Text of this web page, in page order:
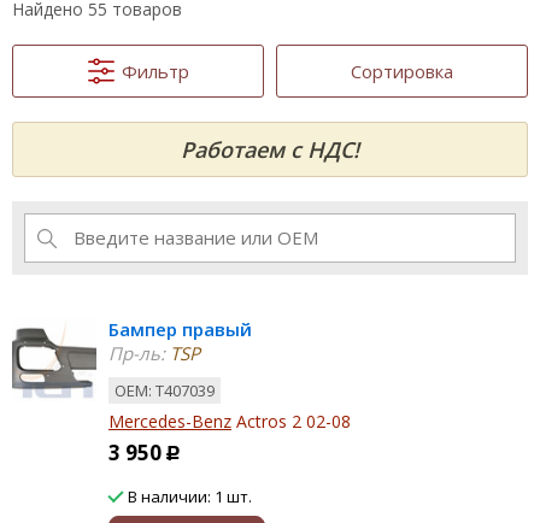
Найдено 55 товаров
Фильтр Сортировка
Работаем с НДС!
Бампер правый
Пр-ль:TSP
ОЕМ: T407039
Mercedes-Benz Actros 2 02-08
3 950 Р
В наличии: 1 шт.